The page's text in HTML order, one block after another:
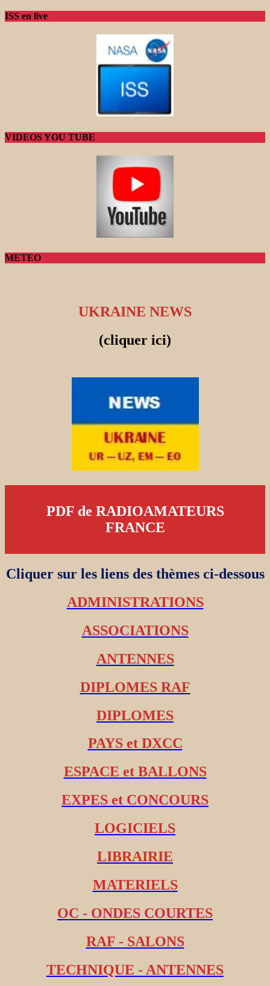
ISS en live
VIDEOS YOU TUBE
METEO
UKRAINE NEWS
(cliquer ici)
PDF de RADIOAMATEURS
FRANCE
Cliquer sur les liens des thèmes ci-dessous
ADMINISTRATIONS
ASSOCIATIONS
ANTENNES
DIPLOMES RAF
DIPLOMES
PAYS et DXCC
ESPACE et BALLONS
EXPES et CONCOURS
LOGICIELS
LIBRAIRIE
MATERIELS
OC - ONDES COURTES
RAF - SALONS
TECHNIQUE - ANTENNES